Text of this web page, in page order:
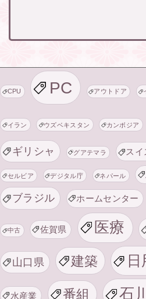
CPU PC アウトドア
イラン ウズベキスタン カンボジア
ギリシャ グアテマラ スイ
セルビア デジタル庁 ネパール
ブラジル ホームセンター
中古 佐賀県 医療
山口県 建築 日
水産業 番組 石